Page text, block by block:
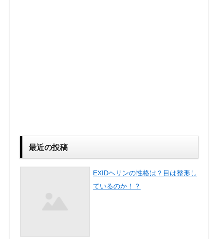
最近の投稿
EXIDヘリンの性格は？目は整形し
ているのか！？